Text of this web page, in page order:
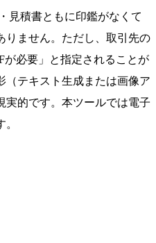
見積書ともに印鑑がなくて
りません。ただし、取引先の
が必要」と指定されることが
（テキスト生成または画像ア
実的です。本ツールでは電子